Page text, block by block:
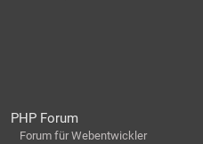
PHP Forum
Forum für Webentwickler